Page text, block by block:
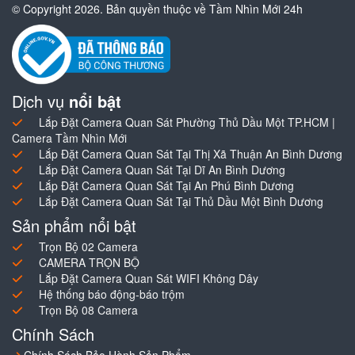
© Copyright 2026. Bản quyền thuộc về Tầm Nhìn Mới 24h
Dịch vụ nổi bật
Lắp Đặt Camera Quan Sát Phường Thủ Dầu Một TP.HCM |
Camera Tầm Nhìn Mới
Lắp Đặt Camera Quan Sát Tại Thị Xã Thuận An Bình Dương
Lắp Đặt Camera Quan Sát Tại Dĩ An Bình Dương
Lắp Đặt Camera Quan Sát Tại An Phú Bình Dương
Lắp Đặt Camera Quan Sát Tại Thủ Dầu Một Bình Dương
Sản phẩm nổi bật
Trọn Bộ 02 Camera
CAMERA TRỌN BỘ
Lắp Đặt Camera Quan Sát WIFI Không Dây
Hệ thống báo động-báo trộm
Trọn Bộ 08 Camera
Chính Sách